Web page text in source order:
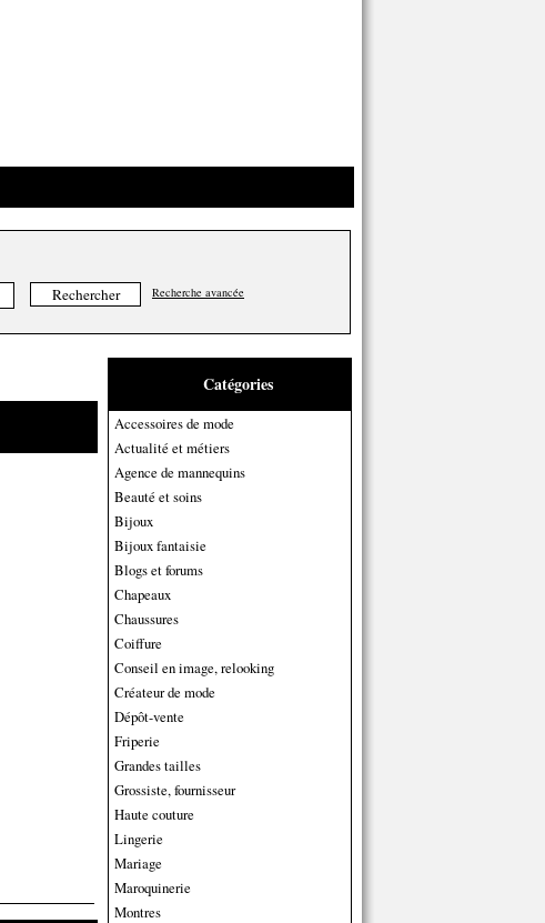
Recherche avancée
Catégories
Accessoires de mode
Actualité et métiers
Agence de mannequins
Beauté et soins
Bijoux
Bijoux fantaisie
Blogs et forums
Chapeaux
Chaussures
Coiffure
Conseil en image, relooking
Créateur de mode
Dépôt-vente
Friperie
Grandes tailles
Grossiste, fournisseur
Haute couture
Lingerie
Mariage
Maroquinerie
Montres